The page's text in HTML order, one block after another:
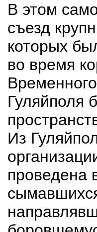
В этом
съезд
которых
во время
Гуляйполя
Из
проведена